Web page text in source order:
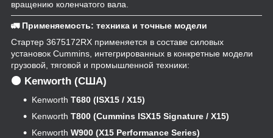
вращению коленчатого вала.
🚛 Применяемость: техника и точные модели
Стартер 3675172RX применяется в составе силовых
установок Cummins, интегрированных в конкретные модели
грузовой, тяговой и промышленной техники:
🟠 Kenworth (США)
Kenworth T680 (ISX15 / X15)
Kenworth T800 (Cummins ISX15 Signature / X15)
Kenworth W900 (X15 Performance Series)